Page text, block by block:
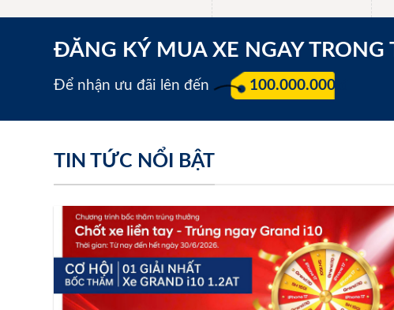
ĐĂNG KÝ MUA XE NGAY TRONG
Để nhận ưu đãi lên đến 100.000.000 đ
TIN TỨC NỔI BẬT